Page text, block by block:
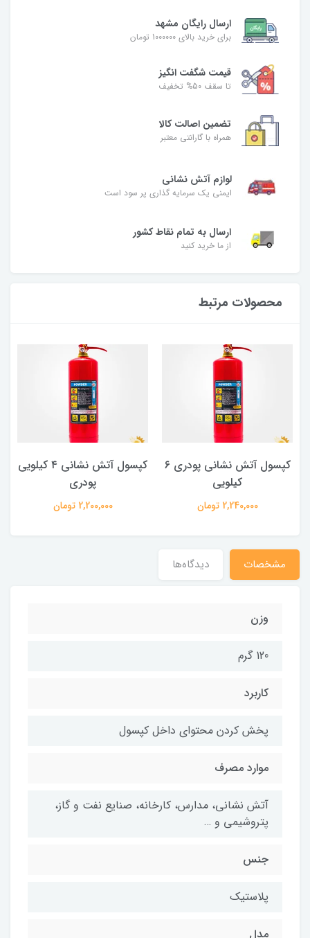
ارسال رایگان مشهد
برای خرید بالای 1000000 تومان
قیمت شگفت‌ انگیز
تا سقف 50% تخفیف
تضمین اصالت کالا
همراه با گارانتی معتبر
لوازم آتش نشانی
ایمنی یک سرمایه گذاری پر سود است
ارسال به تمام نقاط کشور
از ما خرید کنید
محصولات مرتبط
کپسول آتش نشانی پودری ۶
کیلویی
2,240,000 تومان
کپسول آتش نشانی ۴ کیلویی
پودری
2,200,000 تومان
مشخصات دیدگاه‌ها
وزن
120 گرم
کاربرد
پخش کردن محتوای داخل کپسول
موارد مصرف
آتش نشانی، مدارس، کارخانه، صنایع نفت و گاز،
پتروشیمی و …
جنس
پلاستیک
مدل